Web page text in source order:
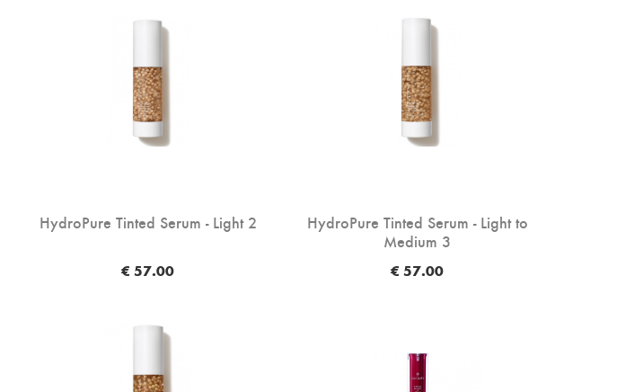
HydroPure Tinted Serum - Light 2
€ 57.00
HydroPure Tinted Serum - Light to
Medium 3
€ 57.00